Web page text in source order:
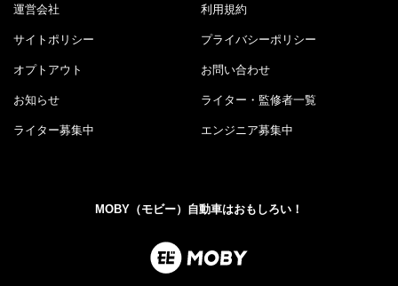
運営会社 利用規約
サイトポリシー プライバシーポリシー
オプトアウト お問い合わせ
お知らせ ライター・監修者一覧
ライター募集中 エンジニア募集中
MOBY（モビー）自動車はおもしろい！